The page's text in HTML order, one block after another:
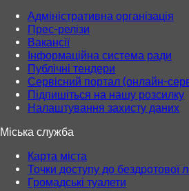
Адміністративна організація
Прес-релізи
Вакансії
Інформаційна система ради
Публічні тендери
Сервісний портал (онлайн-
Підпишіться на нашу розсилку
Налаштування захисту даних
Міська служба
Карта міста
Точки доступу до бездротової
Громадські туалети